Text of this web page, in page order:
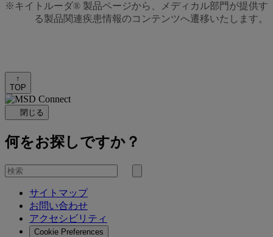
※キイトルーダ® 製品ページから、メディカル部門が提供す
る製品関連疾患情報のコンテンツへ遷移いたします。
↑
TOP
閉じる
何をお探しですか？
を
検
サイトマップ
お問い合わせ
アクセシビリティ
Cookie Preferences